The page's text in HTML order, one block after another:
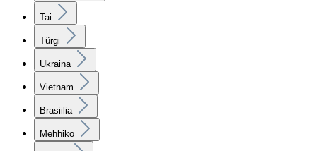
Tai
Türgi
Ukraina
Vietnam
Brasiilia
Mehhiko